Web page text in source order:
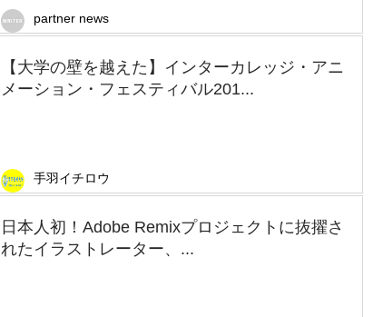
partner news
【大学の壁を越えた】インターカレッジ・アニ
メーション・フェスティバル201...
手羽イチロウ
日本人初！Adobe Remixプロジェクトに抜擢さ
れたイラストレーター、...